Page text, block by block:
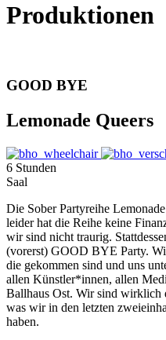
Produktionen
GOOD BYE
Lemonade Queers
6 Stunden
Saal
Die Sober Partyreihe
leider hat die Reihe keine
wir sind nicht traurig.
(vorerst) GOOD BYE Party.
die gekommen sind und uns
allen Künstler*innen, allen
Ballhaus Ost. Wir sind wirklich
was wir in den letzten
haben.